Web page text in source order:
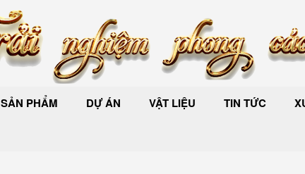
SẢN PHẨM DỰ ÁN VẬT LIỆU TIN TỨC